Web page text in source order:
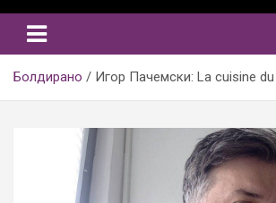
Болдирано Игор Пачемски: La cuisine